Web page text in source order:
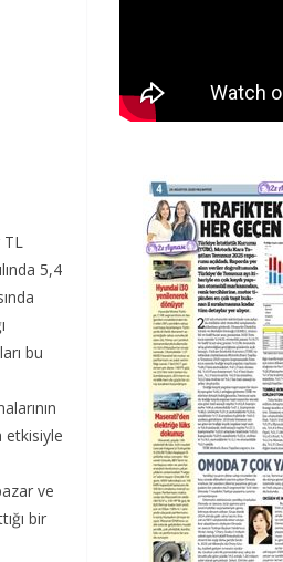
TL
5,4
bu
etkisiyle
ve
bir